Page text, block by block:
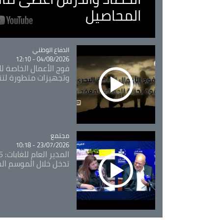
المحاصيل
Catégorie
الدفاع الوطني
04/08/2026 - 12:10
فوج الأعمال الخاصة
وتجهيزات متطورة
Catégorie
مجتمع
23/07/2026 - 10:18
تدخل خلال الموسم